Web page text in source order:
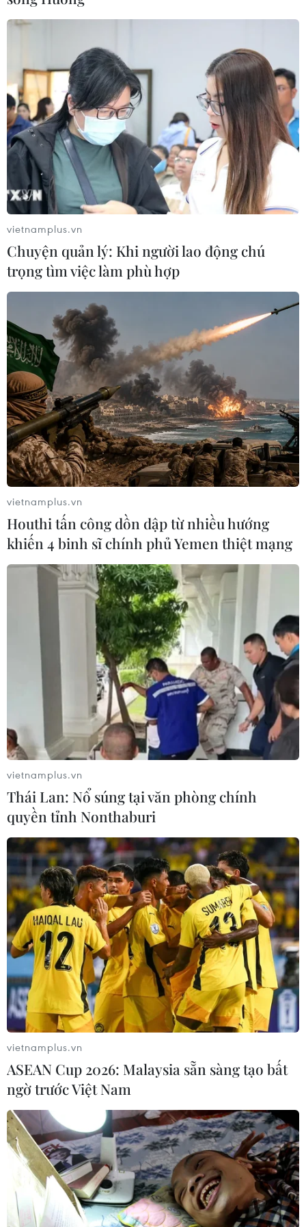
TIN CÙNG CHUYÊN MỤC
Châu Âu sẽ chứng kiến nhật thực
toàn phần hiếm có vào ngày 12/8
10/08/2026 04:35
Phim Việt lần thứ tư ghi dấu ấn tại
chương trình chiếu phim mùa Hè ở
Berlin
10/08/2026 02:28
Pháp bắt giữ 4 nghi phạm trộm đồng
hồ đắt tiền của du khách tại Saint-
Tropez
vietnamplus.vn
Chuyện quản lý: Khi người lao động chú
trọng tìm việc làm phù hợp
vietnamplus.vn
Houthi tấn công dồn dập từ nhiều hướng
khiến 4 binh sĩ chính phủ Yemen thiệt mạng
vietnamplus.vn
Thái Lan: Nổ súng tại văn phòng chính
quyền tỉnh Nonthaburi
vietnamplus.vn
ASEAN Cup 2026: Malaysia sẵn sàng tạo bất
ngờ trước Việt Nam